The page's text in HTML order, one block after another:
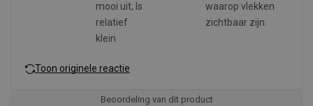
mooi uit, Is
relatief
klein
waarop vlekken
zichtbaar zijn.
Toon originele reactie
Beoordeling van dit product